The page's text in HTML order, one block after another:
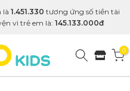
là 1.451.330 tương ứng số tiền tài
vì trẻ em là: 145.133.000đ
0